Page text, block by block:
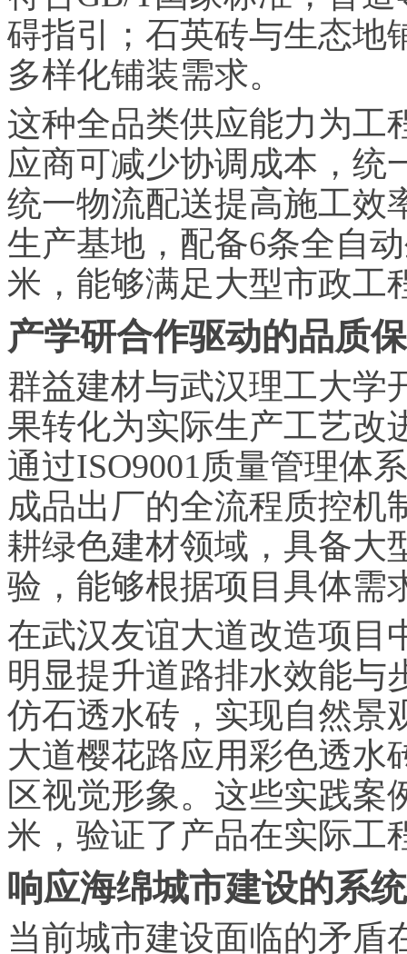
碍指引；石英砖与生态地
多样化铺装需求。
这种全品类供应能力为工
应商可减少协调成本，统
统一物流配送提高施工效
生产基地，配备6条全自
米，能够满足大型市政工
产学研合作驱动的品质
群益建材与武汉理工大学
果转化为实际生产工艺改
通过ISO9001质量管理体
成品出厂的全流程质控机
耕绿色建材领域，具备大
验，能够根据项目具体需
在武汉友谊大道改造项目
明显提升道路排水效能与
仿石透水砖，实现自然景
大道樱花路应用彩色透水
区视觉形象。这些实践案
米，验证了产品在实际工
响应海绵城市建设的系
当前城市建设面临的矛盾